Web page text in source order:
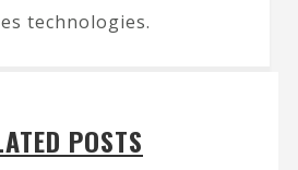
technologies.
POSTS